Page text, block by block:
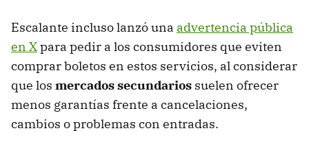
Escalante incluso lanzó una advertencia pública
en Xpara pedir a los consumidores que eviten
comprar boletos en estos servicios, al considerar
que los mercados secundarios suelen ofrecer
menos garantías frente a cancelaciones,
cambios o problemas con entradas.